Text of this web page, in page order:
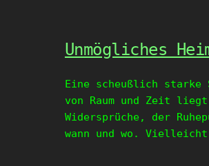
Unmögliches
Eine scheußlich
von Raum und Zeit
Widersprüche, der
wann und wo.